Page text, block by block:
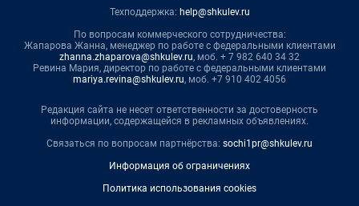
Техподдержка: help@shkulev.ru
По вопросам коммерческого сотрудничества:
Жапарова Жанна, менеджер по работе с федеральными клиентами
zhanna.zhaparova@shkulev.ru, моб. + 7 982 640 34 32
Ревина Мария, директор по работе с федеральными клиентами
mariya.revina@shkulev.ru, моб. +7 910 402 4056
Редакция сайта не несет ответственности за достоверность
информации, содержащейся в рекламных объявлениях.
Связаться по вопросам партнёрства: sochi1pr@shkulev.ru
Информация об ограничениях
Политика использования cookies